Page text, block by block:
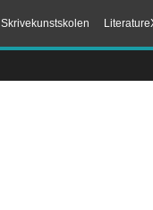
Skrivekunstskolen